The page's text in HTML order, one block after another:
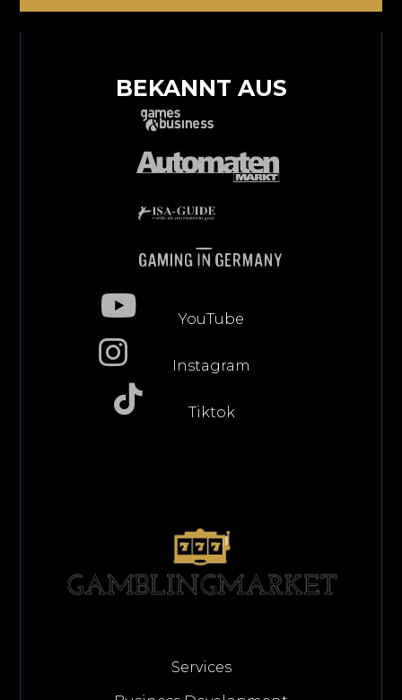
BEKANNT AUS
YouTube
Instagram
Tiktok
Services